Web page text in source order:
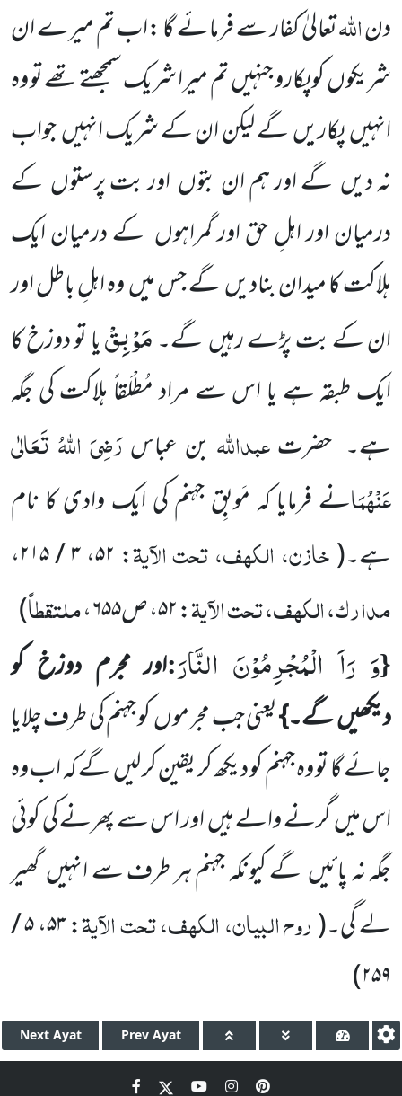
دناللّٰہتعالیٰ کفار سے فرمائے گا :اب تم میرے ان
شریکوںکو پکاروجنہیںتم میرا شریک سمجھتے تھے تو وہ
انہیںپکاریںگے لیکن ان کے شریک انہیںجواب
نہ دیں گے اور ہم ان بتوںاور بت پرستوں کے
درمیان اور اہلِ حق اور گمراہوں کے درمیان ایک
ہلاکت کا میدان بنادیںگے جس میںوہ اہلِ باطل اور
ان کے بت پڑے رہیںگے۔مَوْبِقْیا تو دوزخ کا
ایک طبقہ ہے یا اس سے مراد مُطْلَقاً ہلاکت کی جگہ
ہے۔ حضرتعبداللّٰہ بن عباسرَضِیَ اللّٰہُ تَعَالٰی
عَنْہُمَانے فرمایا کہ مَوبِق جہنم کی ایک وادی کا نام
ہے۔(خازن، الکھف، تحت الآیۃ: ۵۲، ۳ / ۲۱۵،
مدارک، الکھف، تحت الآیۃ: ۵۲، ص۶۵۵، ملتقطاً)
{وَ رَاَ الْمُجْرِمُوْنَ النَّارَ:اور مجرم دوزخ کو
دیکھیںگے۔}یعنی جب مجرموںکو جہنم کی طرف چلایا
جائے گا تو وہ جہنم کو دیکھ کر یقین کر لیںگے کہ اب وہ
اس میںگرنے والے ہیںاور اس سے پھرنے کی کوئی
جگہ نہ پائیںگے کیونکہ جہنم ہر طرف سے انہیںگھیر
لے گی۔(روح البیان، الکھف، تحت الآیۃ
: ۵۳، ۵ /
۲۵۹)
Next Ayat Prev Ayat